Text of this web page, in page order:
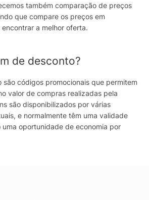
também comparação de preços
que compare os preços em
a melhor oferta.
de desconto?
são códigos promocionais que permitem
valor de compras realizadas pela
são disponibilizados por várias
e normalmente têm uma validade
oportunidade de economia por